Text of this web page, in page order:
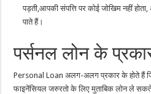
पड़ती,आपकी संपत्ति पर कोई जोखिम नहीं
पाते हैं।
पर्सनल लोन के
Personal Loan अलग-अलग प्रकार के होते हैं
फाइनेंसियल जरुरतो के लिए मुताबिक लोन ले